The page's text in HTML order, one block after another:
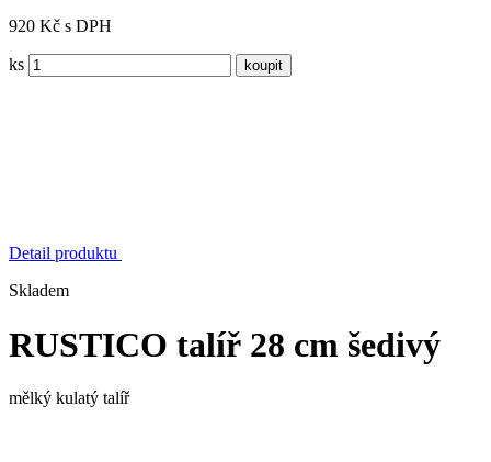
920 Kč s DPH
ks
Detail produktu
Skladem
RUSTICO talíř 28 cm šedivý
mělký kulatý talíř